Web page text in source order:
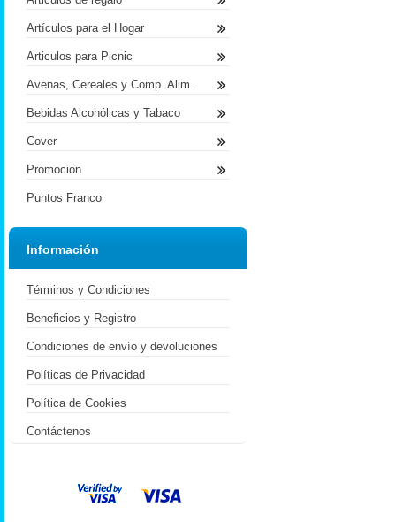
Artículos para el Hogar
Articulos para Picnic
Avenas, Cereales y Comp. Alim.
Bebidas Alcohólicas y Tabaco
Cover
Promocion
Puntos Franco
Información
Términos y Condiciones
Beneficios y Registro
Condiciones de envío y devoluciones
Políticas de Privacidad
Política de Cookies
Contáctenos